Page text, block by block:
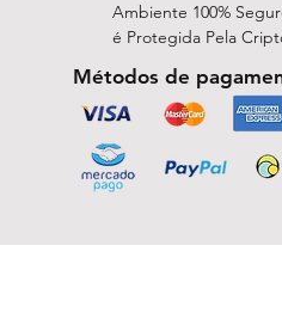
Ambiente 100%
é Protegida Pela
Métodos de